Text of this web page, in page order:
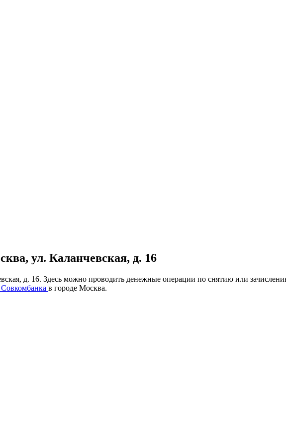
ул. Каланчевская, д. 16
д. 16. Здесь можно проводить денежные операции по снятию или
в городе Москва.